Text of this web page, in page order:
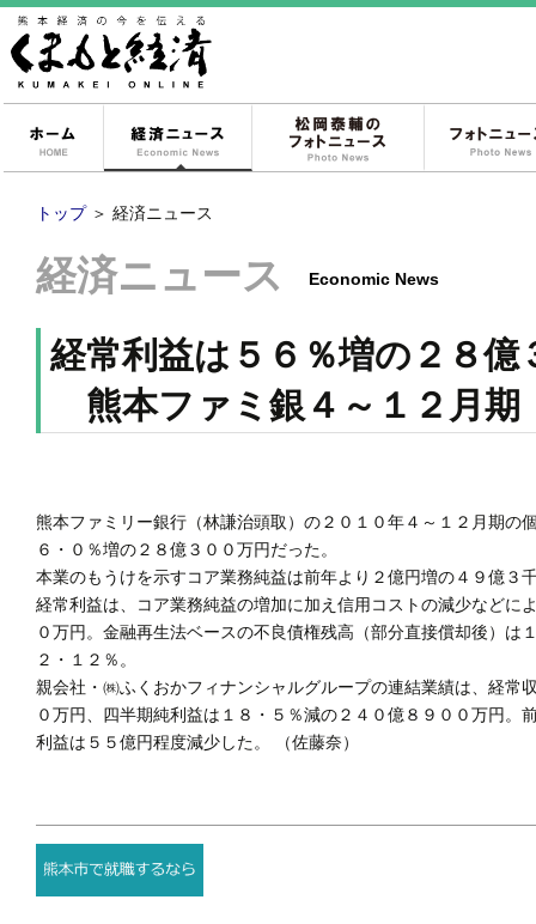
経済ニュース
トップ ＞ 経済ニュース
経済ニュース Economic News
経常利益は５６％増の２８億
熊本ファミ銀４～１２月
熊本ファミリー銀行（林謙治頭取）の２０１０年４～１２月期
６・０％増の２８億３００万円だった。
本業のもうけを示すコア業務純益は前年より２億円増の４９億
経常利益は、コア業務純益の増加に加え信用コストの減少など
０万円。金融再生法ベースの不良債権残高（部分直接償却後）
２・１２％。
親会社・㈱ふくおかフィナンシャルグループの連結業績は、経
０万円、四半期純利益は１８・５％減の２４０億８９００万円
利益は５５億円程度減少した。 （佐藤奈）